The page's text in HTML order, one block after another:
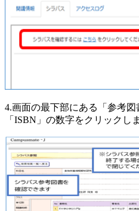
4.画面の最下部にある「参考
「ISBN」の数字をクリックし